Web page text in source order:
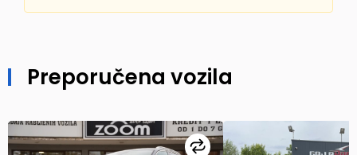
Preporučena vozila
Uporedi